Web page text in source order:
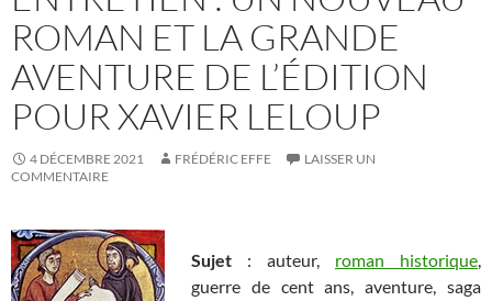
ROMAN ET LA GRANDE
AVENTURE DE L’ÉDITION
POUR XAVIER LELOUP
4 DÉCEMBRE 2021 FRÉDÉRIC EFFE
LAISSER UN
COMMENTAIRE
Sujet : auteur, roman historique,
guerre de cent ans, aventure, saga